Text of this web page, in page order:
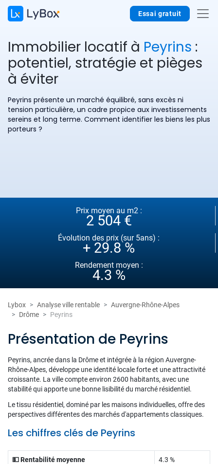
Essai gratuit
Immobilier locatif à Peyrins :
potentiel, stratégie et pièges
à éviter
Peyrins présente un marché équilibré, sans excès ni
tension particulière, un cadre propice aux investissements
sereins et long terme. Comment identifier les biens les plus
porteurs ?
Prix moyen au m2 :
2 504 €
Évolution des prix (sur 5ans) :
+ 29.8 %
Rendement moyen :
4.3 %
Lybox Analyse ville rentable
Auvergne-Rhône-Alpes
Drôme
Peyrins
Présentation de Peyrins
Peyrins, ancrée dans la Drôme et intégrée à la région Auvergne-
Rhône-Alpes, développe une identité locale forte et une attractivité
croissante. La ville compte environ 2600 habitants, avec une
stabilité qui apporte une bonne lisibilité du marché résidentiel.
Le tissu résidentiel, dominé par les maisons individuelles, offre des
perspectives différentes des marchés d'appartements classiques.
Les chiffres clés de Peyrins
💵 Rentabilité moyenne 4.3 %